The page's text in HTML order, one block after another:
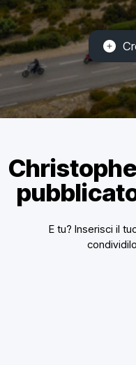
E tu? Inserisci il